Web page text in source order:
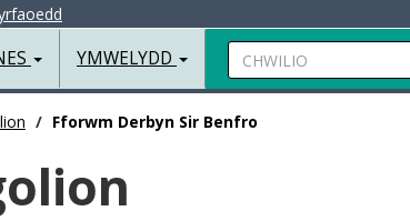
YMWELYDD Chwilio
Fforwm Derbyn Sir Benfro